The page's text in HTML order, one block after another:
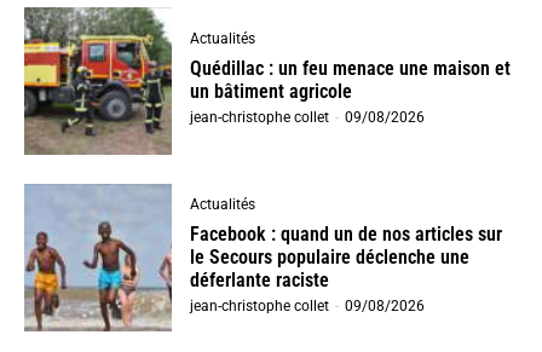
Actualités
Quédillac : un feu menace une maison et
un bâtiment agricole
jean-christophe collet - 09/08/2026
Actualités
Facebook : quand un de nos articles sur
le Secours populaire déclenche une
déferlante raciste
jean-christophe collet - 09/08/2026